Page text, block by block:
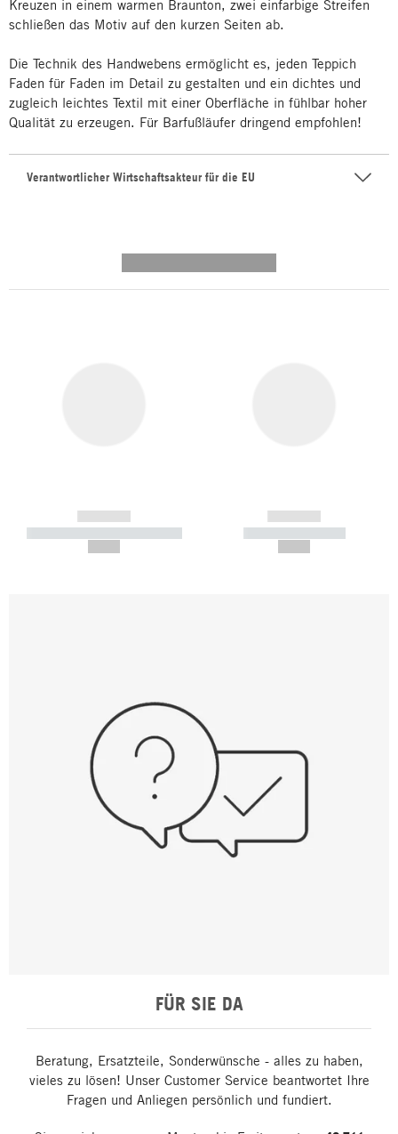
Kreuzen in einem warmen Braunton, zwei einfarbige Streifen
schließen das Motiv auf den kurzen Seiten ab.
Die Technik des Handwebens ermöglicht es, jeden Teppich
Faden für Faden im Detail zu gestalten und ein dichtes und
zugleich leichtes Textil mit einer Oberfläche in fühlbar hoher
Qualität zu erzeugen. Für Barfußläufer dringend empfohlen!
Verantwortlicher Wirtschaftsakteur für die EU
------------
----------- ----------- -----------
------------
----------- -----------
FÜR SIE DA
Beratung, Ersatzteile, Sonderwünsche - alles zu haben,
vieles zu lösen! Unser Customer Service beantwortet Ihre
Fragen und Anliegen persönlich und fundiert.